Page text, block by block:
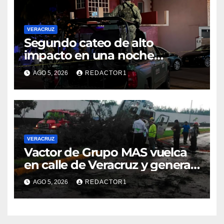
VERACRUZ
Segundo cateo de alto
impacto en una noche
moviliza a fuerzas federales y
estatales en Veracruz
AGO 5, 2026 REDACTOR1
VERACRUZ
Vactor de Grupo MAS vuelca
en calle de Veracruz y genera
caos vial
AGO 5, 2026 REDACTOR1